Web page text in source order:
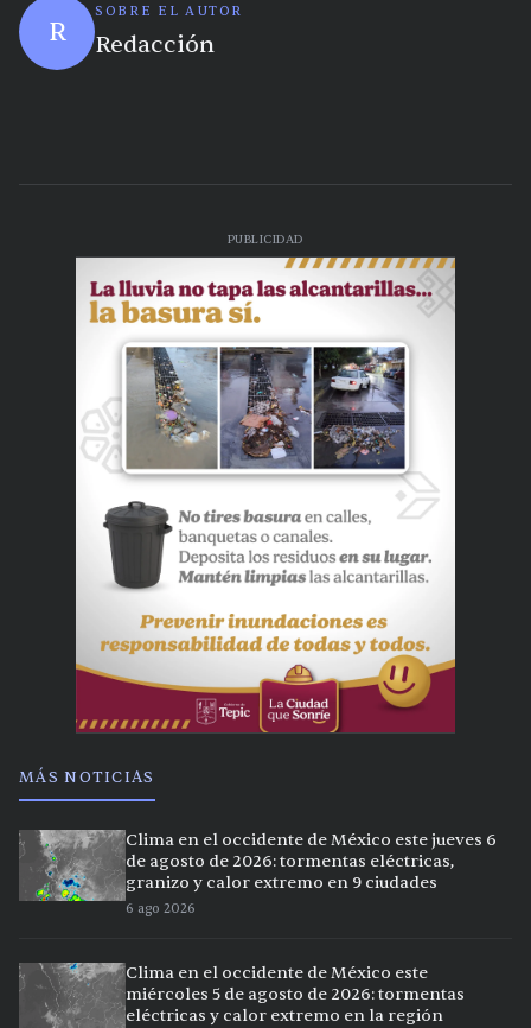
R
SOBRE EL AUTOR
Redacción
PUBLICIDAD
MÁS NOTICIAS
Clima en el occidente de México este jueves 6
de agosto de 2026: tormentas eléctricas,
granizo y calor extremo en 9 ciudades
6 ago 2026
Clima en el occidente de México este
miércoles 5 de agosto de 2026: tormentas
eléctricas y calor extremo en la región